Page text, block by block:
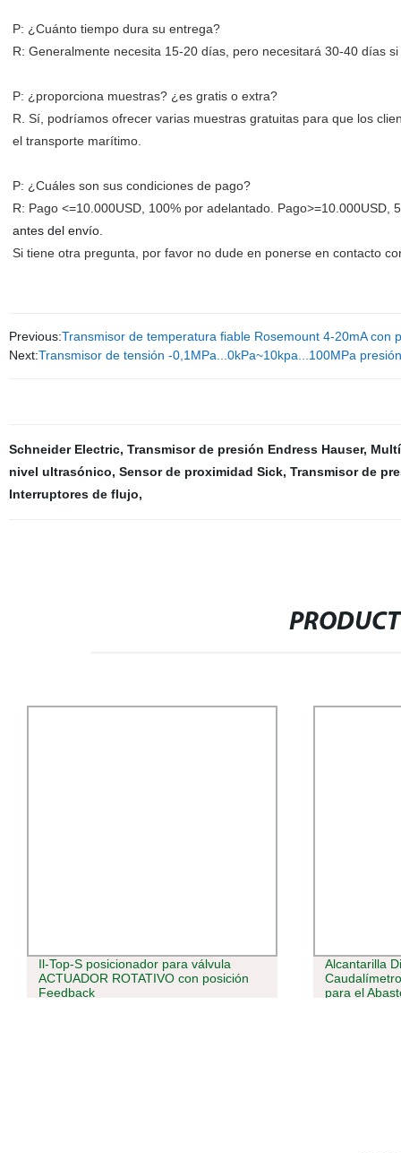
P: ¿Cuánto tiempo dura su entrega?
R: Generalmente necesita 15-20 días, pero necesitará 30-40 días
P: ¿proporciona muestras? ¿es gratis o extra?
R. Sí, podríamos ofrecer varias muestras gratuitas para que los
el transporte marítimo.
P: ¿Cuáles son sus condiciones de pago?
R: Pago <=10.000USD, 100% por adelantado. Pago>=10.000USD,
antes del envío.
Si tiene otra pregunta, por favor no dude en ponerse en contacto
Previous:Transmisor de temperatura fiable Rosemount 4-20mA con
Next:Transmisor de tensión -0,1MPa...0kPa~10kpa...100MPa
Schneider Electric, Transmisor de presión Endress Hauser,
nivel ultrasónico, Sensor de proximidad Sick, Transmisor de
Interruptores de flujo,
Il-Top-S posicionador para válvula
ACTUADOR ROTATIVO con posición
Feedback
Alcantarilla
para el